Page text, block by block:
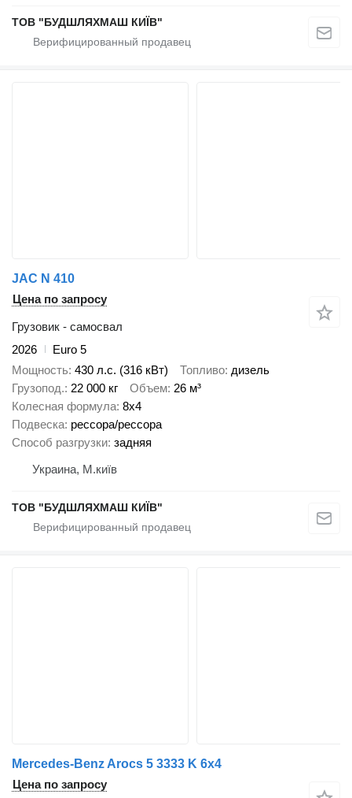
ТОВ "БУДШЛЯХМАШ КИЇВ"
JAC N 410
Цена по запросу
Грузовик - самосвал
2026
Euro 5
Мощность 430 л.с. (316 кВт) Топливо дизель
Грузопод. 22 000 кг Объем 26 м³
Колесная формула 8x4
Подвеска рессора/рессора
Способ разгрузки задняя
Украина, М.київ
ТОВ "БУДШЛЯХМАШ КИЇВ"
Mercedes-Benz Arocs 5 3333 K 6x4
Цена по запросу